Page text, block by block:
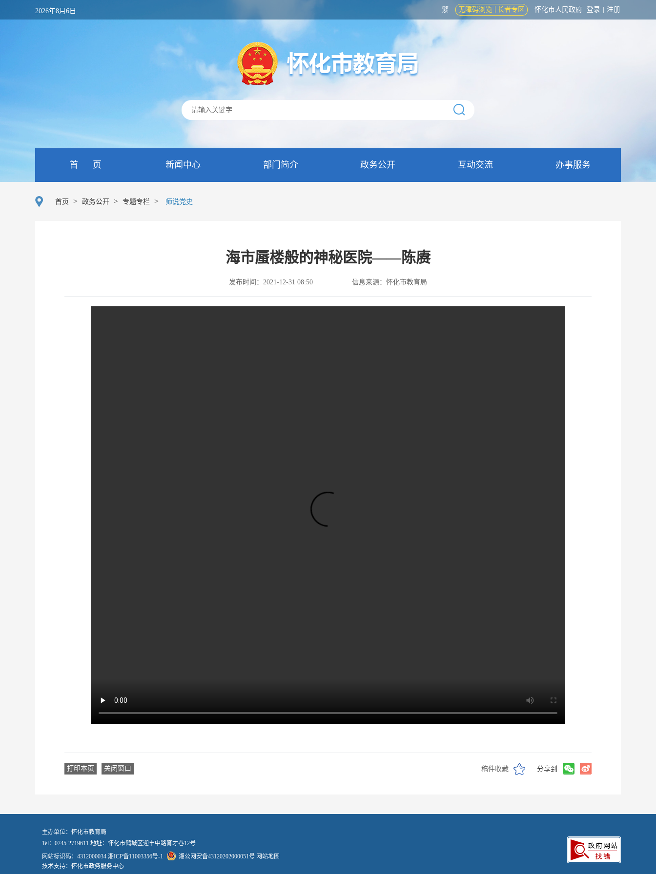
2026年8月6日 繁 无障碍浏览 长者专区 怀化市人民政府 登录 注册
首 页 新闻中心 部门简介 政务公开 互动交流 办事服务
首页 > 政务公开 > 专题专栏 > 师说党史
海市蜃楼般的神秘医院——陈赓
发布时间：2021-12-31 08:50 信息来源：怀化市教育局
打印本页 关闭窗口 稿件收藏 分享到
主办单位：怀化市教育局
Tel：0745-2719611 地址：怀化市鹤城区迎丰中路育才巷12号
网站标识码：4312000034 湘ICP备11003356号-1 湘公网安备43120202000051号 网站地图
技术支持：怀化市政务服务中心